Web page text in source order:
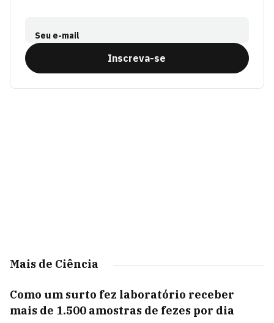
Seu e-mail
Inscreva-se
Mais de Ciência
Como um surto fez laboratório receber
mais de 1.500 amostras de fezes por dia